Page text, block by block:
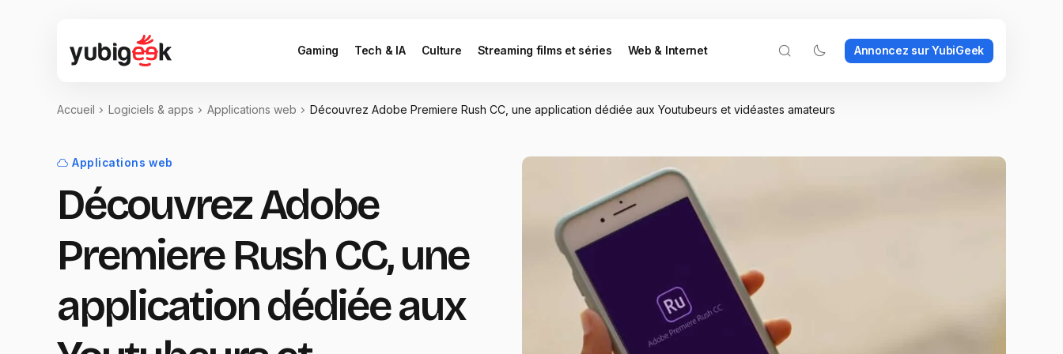
Gaming Tech & IA Culture Streaming films et séries Web & Internet Annoncez sur YubiGeek
Accueil Logiciels & apps Applications web Découvrez Adobe Premiere Rush CC, une application dédiée aux Youtubeurs et vidéastes amateurs
Applications web
Découvrez Adobe
Premiere Rush CC, une
application dédiée aux